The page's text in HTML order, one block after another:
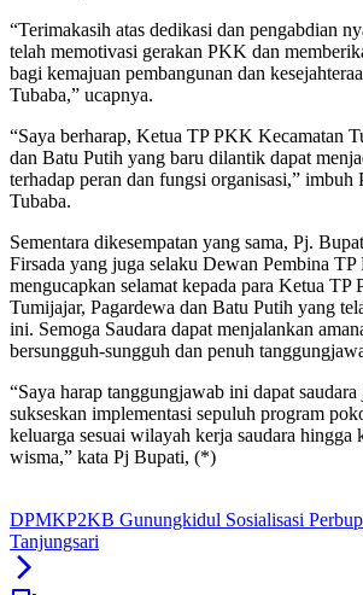
“Terimakasih atas dedikasi dan pengabdian
telah memotivasi gerakan PKK dan
bagi kemajuan pembangunan dan
Tubaba,” ucapnya.
“Saya berharap, Ketua TP PKK Kecamatan
dan Batu Putih yang baru dilantik dapat
terhadap peran dan fungsi organisasi,”
Tubaba.
Sementara dikesempatan yang sama, Pj.
Firsada yang juga selaku Dewan Pembina TP
mengucapkan selamat kepada para Ketua TP
Tumijajar, Pagardewa dan Batu Putih yang
ini. Semoga Saudara dapat menjalankan
bersungguh-sungguh dan penuh
“Saya harap tanggungjawab ini dapat
sukseskan implementasi sepuluh program
keluarga sesuai wilayah kerja saudara hingga
wisma,” kata Pj Bupati, (*)
DPMKP2KB Gunungkidul Sosialisasi
Tanjungsari